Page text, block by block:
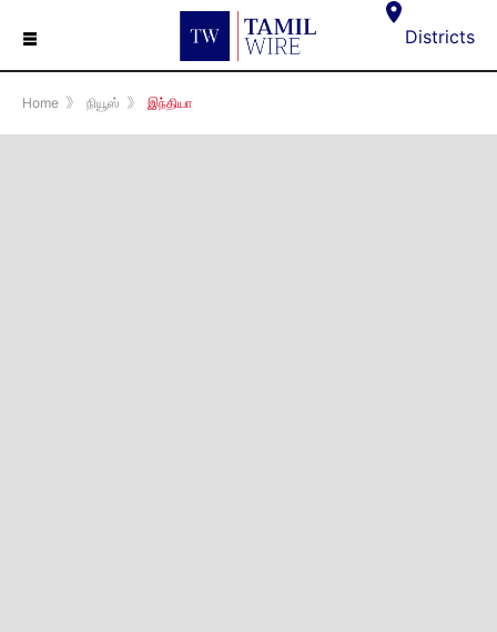
☰ Districts
Home 》 நியூஸ் 》 இந்தியா